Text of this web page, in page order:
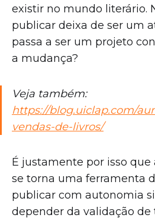
existir no mundo literário.
publicar deixa de ser um
passa a ser um projeto
a mudança?
Veja também:
https://blog.uiclap.com/
vendas-de-livros/
É justamente por isso
se torna uma ferramenta
publicar com autonomia
depender da validação de